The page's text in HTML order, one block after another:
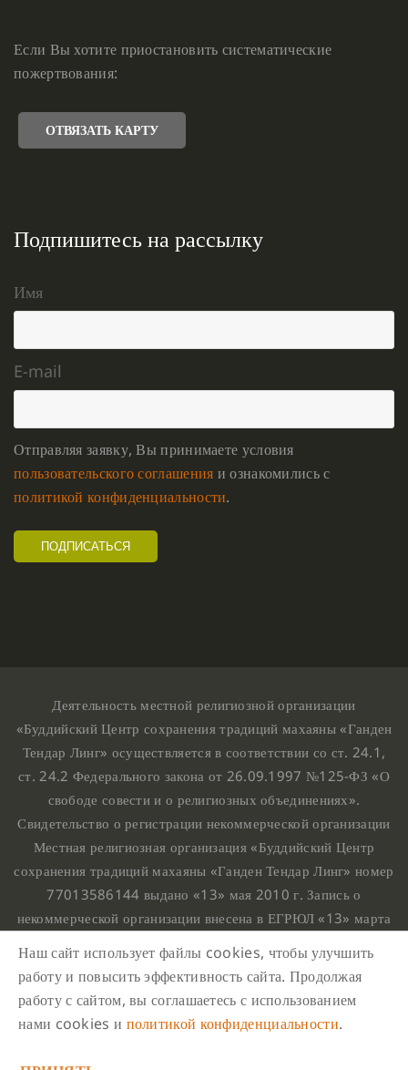
Если Вы хотите приостановить систематические
пожертвования:
ОТВЯЗАТЬ КАРТУ
Подпишитесь на рассылку
Имя
E-mail
Отправляя заявку, Вы принимаете условия
пользовательского соглашения и ознакомились с
политикой конфиденциальности.
Деятельность местной религиозной организации
«Буддийский Центр сохранения традиций махаяны «Ганден
Тендар Линг» осуществляется в соответствии со ст. 24.1,
ст. 24.2 Федерального закона от 26.09.1997 №125-ФЗ «О
свободе совести и о религиозных объединениях».
Свидетельство о регистрации некоммерческой организации
Местная религиозная организация «Буддийский Центр
сохранения традиций махаяны «Ганден Тендар Линг» номер
77013586144 выдано «13» мая 2010 г. Запись о
некоммерческой организации внесена в ЕГРЮЛ «13» марта
номером 1107799015708.
Ганден Тендар Линг © 2020 Все права защищены
Наш адрес : г. Москва, Нахимовский проспект, 32. Этаж
10, каб.1023,
Наш сайт использует файлы cookies, чтобы улучшить
работу и повысить эффективность сайта. Продолжая
работу с сайтом, вы соглашаетесь с использованием
нами cookies и политикой конфиденциальности.